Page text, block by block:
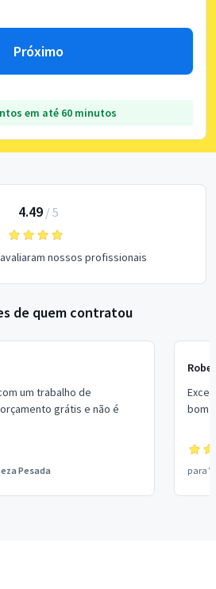
Próximo
em até 60 minutos
4.49/ 5
nossos profissionais
de quem contratou
um trabalho de
grátis e não é
Pesada
bom
para